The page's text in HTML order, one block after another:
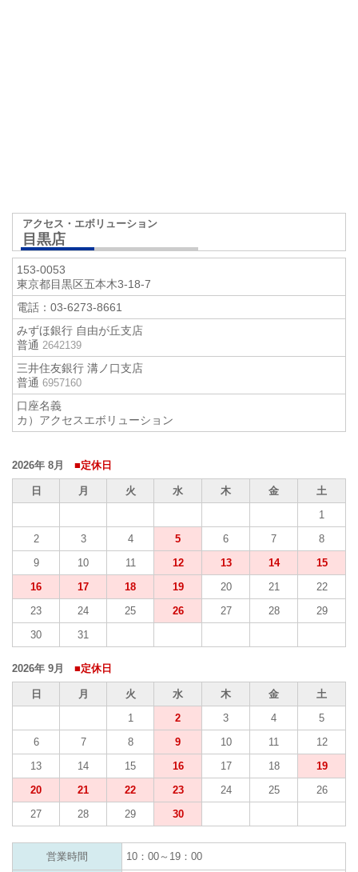
アクセス・エボリューション
目黒店
153-0053
東京都目黒区五本木3-18-7
電話： 03-6273-8661
みずほ銀行 自由が丘支店
普通 2642139
三井住友銀行 溝ノ口支店
普通 6957160
口座名義
カ）アクセスエボリューション
2026年 8月 ■定休日
日 月 火 水 木 金
土
1
2
3 4 5 6 7
8
9
10 11 12 13 14
15
16
17 18 19 20 21
22
23
24 25 26 27 28
29
30
31
2026年 9月 ■定休日
日 月 火 水 木 金
土
1
2 3 4
5
6
7 8 9 10 11
12
13
14 15 16 17 18
19
20
21 22 23 24 25
26
27
28 29 30
営業時間 10：00～19：00